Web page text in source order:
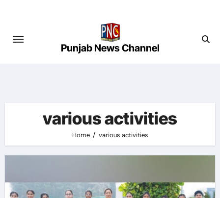
content
Punjab News Channel
various activities
Home various activities